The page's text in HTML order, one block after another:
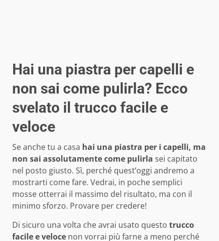
Hai una piastra per capelli e
non sai come pulirla? Ecco
svelato il trucco facile e
veloce
Se anche tu a casa hai una piastra per i capelli, ma
non sai assolutamente come pulirla sei capitato
nel posto giusto. Sì, perché quest’oggi andremo a
mostrarti come fare. Vedrai, in poche semplici
mosse otterrai il massimo del risultato, ma con il
minimo sforzo. Provare per credere!
Di sicuro una volta che avrai usato questo trucco
facile e veloce non vorrai più farne a meno perché